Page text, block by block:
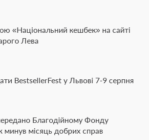
«Національний кешбек» на сайті
Лева
BestsellerFest у Львові 7-9 серпня
Благодійному Фонду
минув місяць добрих справ